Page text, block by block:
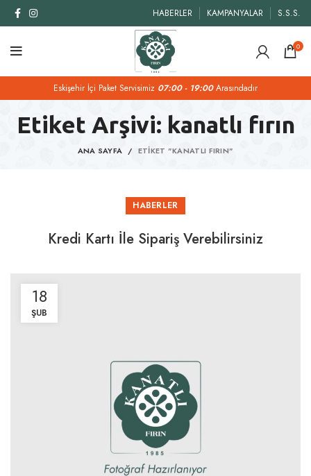
HABERLER KAMPANYALAR S.S.S.
0
Eskişehir İçi Paket Servisimiz 07:00 - 19:00Arasındadır
Etiket Arşivi: kanatlı fırın
ANA SAYFA ETIKET "KANATLI FIRIN"
HABERLER
Kredi Kartı İle Sipariş Verebilirsiniz
18
ŞUB